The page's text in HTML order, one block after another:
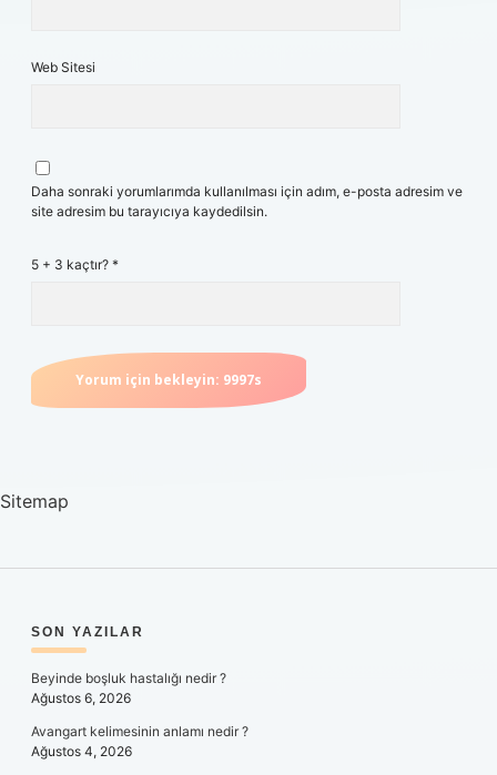
Web Sitesi
Daha sonraki yorumlarımda kullanılması için adım, e-posta adresim ve
site adresim bu tarayıcıya kaydedilsin.
5 + 3 kaçtır? *
Sitemap
SIDEBAR
SON YAZILAR
Beyinde boşluk hastalığı nedir ?
Ağustos 6, 2026
Avangart kelimesinin anlamı nedir ?
Ağustos 4, 2026